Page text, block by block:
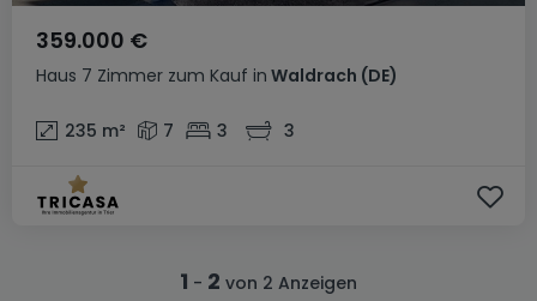
Haus 7 Zimmer zum Kauf in Waldrach (DE)
359.000 €
235 m² 7 3 3
1 - 2 von 2 Anzeigen